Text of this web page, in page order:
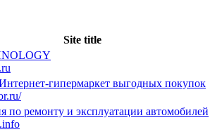
Site title
гипермаркет выгодных покупок
по ремонту и эксплуатации автомобилей